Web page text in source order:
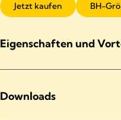
Jetzt kaufen
BH-
Eigenschaften und
Downloads